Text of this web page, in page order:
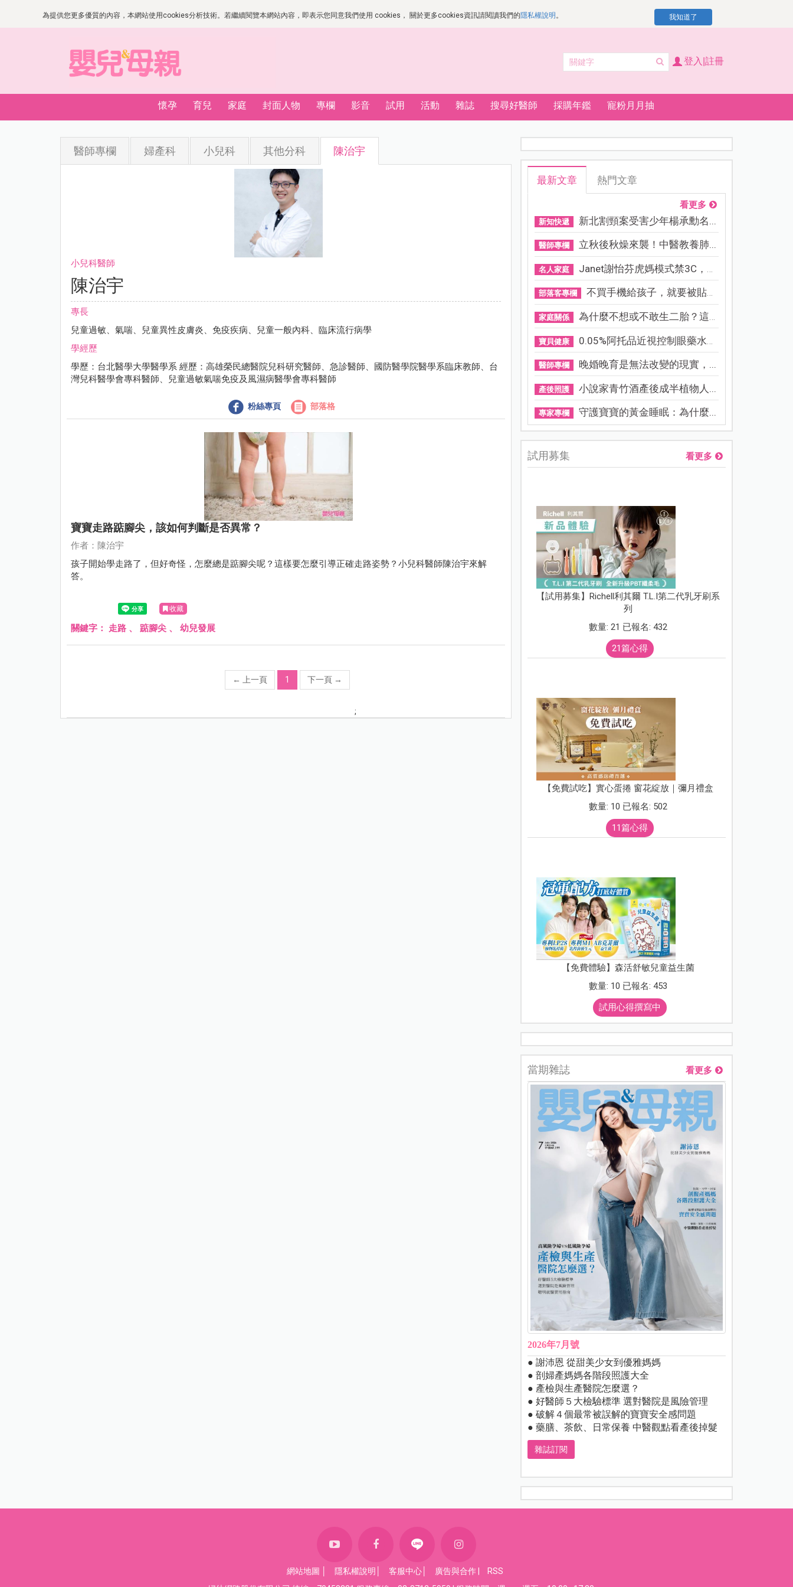
為提供您更多優質的內容，本網站使用cookies分析技術。若繼續閱覽本網站內容，即表示您同意我們使用 cookies， 關於更多cookies資訊請閱讀我們的隱私權說明 。 我知道了
登入|註冊
懷孕 育兒 家庭 封面人物 專欄 影音 試用 活動 雜誌 搜尋好醫師 採購年鑑 寵粉月月抽
醫師專欄 婦產科 小兒科 其他分科 陳治宇
小兒科醫師
陳治宇
專長
兒童過敏、氣喘、兒童異性皮膚炎、免疫疾病、兒童一般內科、臨床流行病學
學經歷
學歷：台北醫學大學醫學系 經歷：高雄榮民總醫院兒科研究醫師、急診醫師、國防醫學院醫學系臨床教師、台
灣兒科醫學會專科醫師、兒童過敏氣喘免疫及風濕病醫學會專科醫師
粉絲專頁 部落格
寶寶走路踮腳尖，該如何判斷是否異常？
作者：陳治宇
孩子開始學走路了，但好奇怪，怎麼總是踮腳尖呢？這樣要怎麼引導正確走路姿勢？小兒科醫師陳治宇來解
答。
收藏
關鍵字： 走路 、 踮腳尖 、 幼兒發展
← 上一頁 1 下一頁 →
;
最新文章 熱門文章
看更多
新知快遞 新北割頸案受害少年楊承勳名...
醫師專欄 立秋後秋燥來襲！中醫教養肺...
名人家庭 Janet謝怡芬虎媽模式禁3C，看...
部落客專欄 不買手機給孩子，就要被貼「...
家庭關係 為什麼不想或不敢生二胎？這8...
寶貝健康 0.05%阿托品近視控制眼藥水納...
醫師專欄 晚婚晚育是無法改變的現實，...
產後照護 小說家青竹酒產後成半植物人...
專家專欄 守護寶寶的黃金睡眠：為什麼...
試用募集 看更多
【試用募集】Richell利其爾 T.L.I第二代乳牙刷系
列
數量: 21 已報名: 432
21篇心得
【免費試吃】實心蛋捲 窗花綻放｜彌月禮盒
數量: 10 已報名: 502
11篇心得
【免費體驗】森活舒敏兒童益生菌
數量: 10 已報名: 453
試用心得撰寫中
當期雜誌 看更多
2026年7月號
● 謝沛恩 從甜美少女到優雅媽媽
● 剖婦產媽媽各階段照護大全
● 產檢與生產醫院怎麼選？
● 好醫師５大檢驗標準 選對醫院是風險管理
● 破解４個最常被誤解的寶寶安全感問題
● 藥膳、茶飲、日常保養 中醫觀點看產後掉髮
雜誌訂閱
網站地圖 隱私權說明 客服中心 廣告與合作
RSS